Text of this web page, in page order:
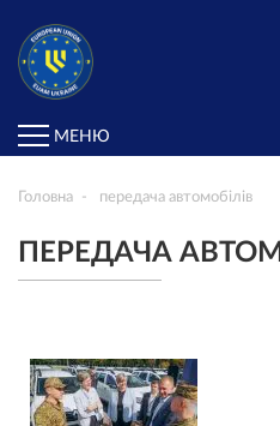
МЕНЮ
Головна передача автомобілів
ПЕРЕДАЧА